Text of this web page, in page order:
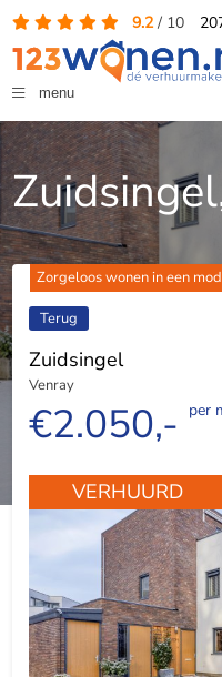
9.2/ 10
menu
Zorgeloos wonen in een
Terug
Zuidsingel
Venray
€2.050,- per
VERHUURD